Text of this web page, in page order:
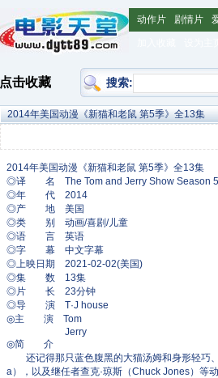
动作片 剧情片
点击收藏 搜索:
2014年美国动漫《新猫和老鼠 第5季》全13集
◎译 名 The Tom and Jerry Show Season 5/
◎年 代 2014
◎产 地 美国
◎类 别 动画/喜剧/儿童
◎语 言 英语
◎字 幕 中文字幕
◎上映日期 2021-02-02(美国)
◎集 数 13集
◎片 长 23分钟
◎导 演 T·J house
◎主 演 Tom
Jerry
◎简 介
还记得那只蓝色腹黑的大猫汤姆和身形轻巧、
a），以及继任者查克·琼斯（Chuck Jones）等